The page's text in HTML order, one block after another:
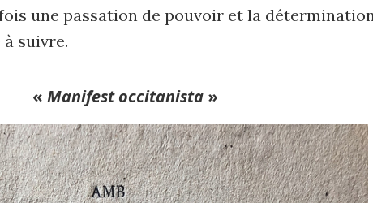
une passation de pouvoir et la détermination
à suivre.
« Manifest occitanista»